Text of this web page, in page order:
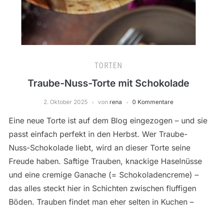
TORTEN
Traube-Nuss-Torte mit Schokolade
2. Oktober 2025 von rena 0 Kommentare
Eine neue Torte ist auf dem Blog eingezogen – und sie
passt einfach perfekt in den Herbst. Wer Traube-
Nuss-Schokolade liebt, wird an dieser Torte seine
Freude haben. Saftige Trauben, knackige Haselnüsse
und eine cremige Ganache (= Schokoladencreme) –
das alles steckt hier in Schichten zwischen fluffigen
Böden. Trauben findet man eher selten in Kuchen –